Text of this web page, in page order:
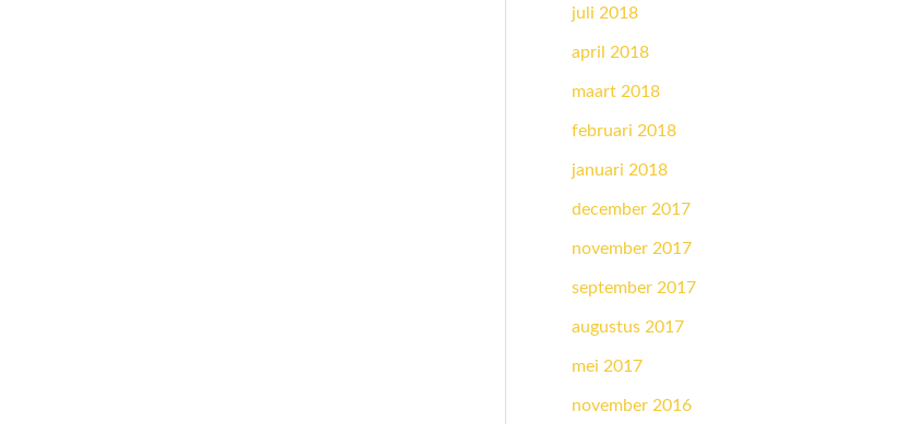
juli 2018
april 2018
maart 2018
februari 2018
januari 2018
december 2017
november 2017
september 2017
augustus 2017
mei 2017
november 2016